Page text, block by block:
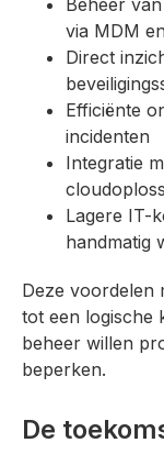
Beheer
via MDM
Direct
Efficiënte
incidenten
Integratie
Lagere IT-
handmatig
Deze voordelen
tot een logische
beheer willen
beperken.
De